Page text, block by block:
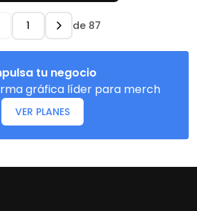
de 87
tu negocio
gráfica líder para merch
VER PLANES